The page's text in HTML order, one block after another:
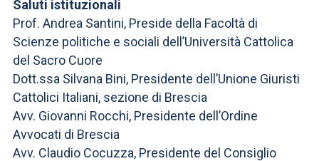
SEI UN DOCENTE O UN MEMBRO DELLO STAFF
Saluti istituzionali
Prof. Andrea Santini, Preside della Facoltà di
Scienze politiche e sociali dell’Università Cattolica
del Sacro Cuore
Dott.ssa Silvana Bini, Presidente dell’Unione Giuristi
Cattolici Italiani, sezione di Brescia
Avv. Giovanni Rocchi, Presidente dell’Ordine
Avvocati di Brescia
Avv. Claudio Cocuzza, Presidente del Consiglio